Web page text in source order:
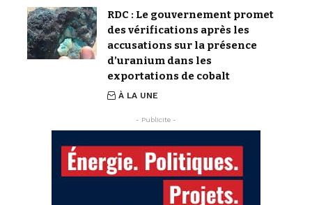
RDC : Le gouvernement promet
des vérifications après les
accusations sur la présence
d’uranium dans les
exportations de cobalt
À LA UNE
- Publicite -